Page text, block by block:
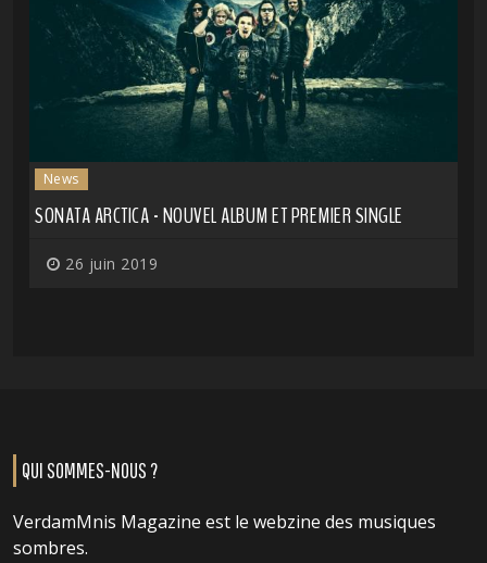
News
SONATA ARCTICA - NOUVEL ALBUM ET PREMIER SINGLE
26 juin 2019
QUI SOMMES-NOUS ?
VerdamMnis Magazine est le webzine des musiques
sombres.